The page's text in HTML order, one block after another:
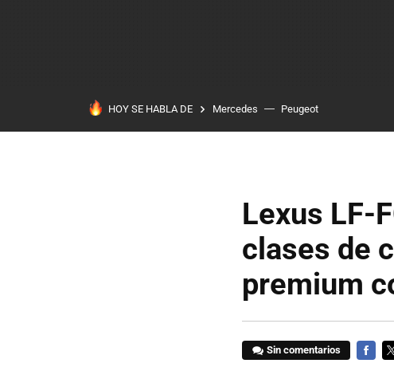
HOY SE HABLA DE Mercedes Peugeot
Lexus LF-
clases de
premium
Sin comentarios